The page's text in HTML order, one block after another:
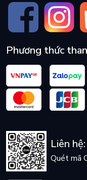
Phương thức
Liên hệ:
Quét mã